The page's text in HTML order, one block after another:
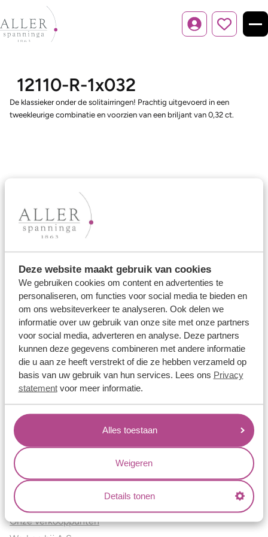
Deze website maakt gebruik van cookies
We gebruiken cookies om content en advertenties te
personaliseren, om functies voor social media te bieden en
om ons websiteverkeer te analyseren. Ook delen we
informatie over uw gebruik van onze site met onze partners
voor social media, adverteren en analyse. Deze partners
kunnen deze gegevens combineren met andere informatie
die u aan ze heeft verstrekt of die ze hebben verzameld op
basis van uw gebruik van hun services. Lees ons Privacy
statementvoor meer informatie.
Alles toestaan
Weigeren
Details tonen
Inloggen
12110-R-1x032
De klassieker onder de solitairringen! Prachtig uitgevoerd in een
tweekleurige combinatie en voorzien van een briljant van 0,32 ct.
Ons aanbod
Trouwringen
Memoireringen
Verlovingsringen
Vriendschapsringen
Over ons
Aller Spanninga
Historie
Certificaten
Blogs
Jouw voordelen
Conflictvrije Materialen
Oneindig veel mogelijkheden
Kwaliteit
Juweliers & Contact
Onze verkooppunten